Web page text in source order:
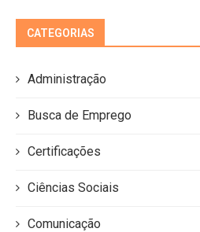
CATEGORIAS
Administração
Busca de Emprego
Certificações
Ciências Sociais
Comunicação